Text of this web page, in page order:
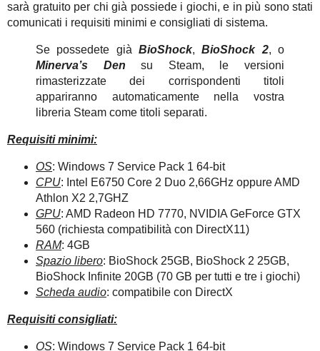
sarà gratuito per chi già possiede i giochi, e in più sono stati
comunicati i requisiti minimi e consigliati di sistema.
Se possedete già BioShock,BioShock 2, o
Minerva’s Den su Steam, le versioni
rimasterizzate dei corrispondenti titoli
appariranno automaticamente nella vostra
libreria Steam come titoli separati.
Requisiti minimi:
OS: Windows 7 Service Pack 1 64-bit
CPU: Intel E6750 Core 2 Duo 2,66GHz oppure AMD
Athlon X2 2,7GHZ
GPU: AMD Radeon HD 7770, NVIDIA GeForce GTX
560 (richiesta compatibilità con DirectX11)
RAM: 4GB
Spazio libero: BioShock 25GB, BioShock 2 25GB,
BioShock Infinite 20GB (70 GB per tutti e tre i giochi)
Scheda audio: compatibile con DirectX
Requisiti consigliati:
OS: Windows 7 Service Pack 1 64-bit